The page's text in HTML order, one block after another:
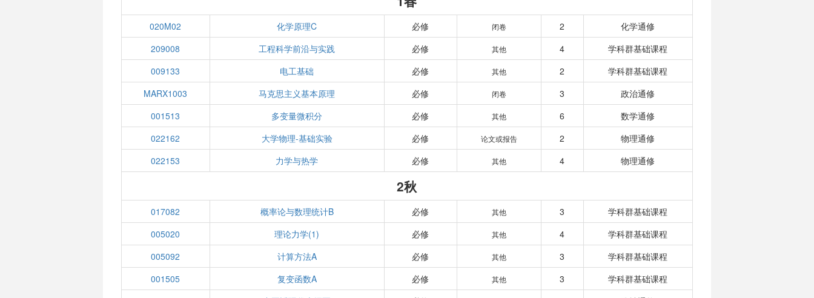
020M02 化学原理C 必修 闭卷 2
化学通修
209008
工程科学前沿与实践 必修 其他 4
学科群基础课程
009133
电工基础 必修 其他 2
学科群基础课程
MARX1003
马克思主义基本原理 必修 闭卷 3
政治通修
001513
多变量微积分 必修 其他 6
数学通修
022162
大学物理-基础实验 必修 论文或报告 2
物理通修
022153
力学与热学 必修 其他 4 物理通修
2秋
017082 概率论与数理统计B 必修 其他 3
学科群基础课程
005020
理论力学(1) 必修 其他 4
学科群基础课程
005092
计算方法A 必修 其他 3
学科群基础课程
001505
复变函数A 必修 其他 3
学科群基础课程